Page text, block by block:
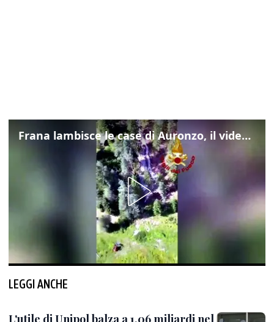
Frana lambisce le case di Auronzo, il video dall'elicottero dei vigili del fuoco
LEGGI ANCHE
L'utile di Unipol balza a 1,06 miliardi nel